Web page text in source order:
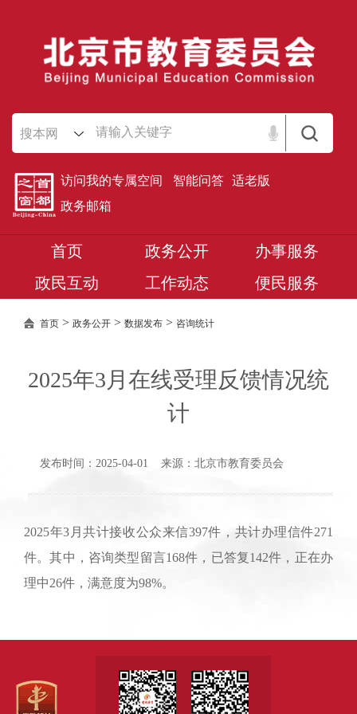
搜本网
访问我的专属空间 智能问答 适老版
政务邮箱
首页 政务公开
办事服务
政民互动
工作动态 便民服务
首页 > 政务公开 > 数据发布 > 咨询统计
2025年3月在线受理反馈情况统
计
发布时间：2025-04-01 来源：北京市教育委员会
2025年3月共计接收公众来信397件，共计办理信件271
件。其中，咨询类型留言168件，已答复142件，正在办
理中26件，满意度为98%。